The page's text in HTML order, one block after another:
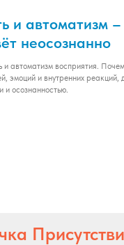
и автоматизм
неосознанно
и автоматизм восприятия.
эмоций и внутренних реакций,
и осознанностью.